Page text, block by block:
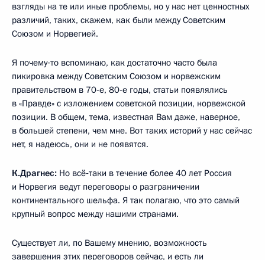
взгляды на те или иные проблемы, но у нас нет ценностных
различий, таких, скажем, как были между Советским
Союзом и Норвегией.
Я почему‑то вспоминаю, как достаточно часто была
пикировка между Советским Союзом и норвежским
правительством в 70-е, 80-е годы, статьи появлялись
в «Правде» с изложением советской позиции, норвежской
позиции. В общем, тема, известная Вам даже, наверное,
в большей степени, чем мне. Вот таких историй у нас сейчас
нет, я надеюсь, они и не появятся.
К.Драгнес: Но всё‑таки в течение более 40 лет Россия
и Норвегия ведут переговоры о разграничении
континентального шельфа. Я так полагаю, что это самый
крупный вопрос между нашими странами.
Существует ли, по Вашему мнению, возможность
завершения этих переговоров сейчас, и есть ли